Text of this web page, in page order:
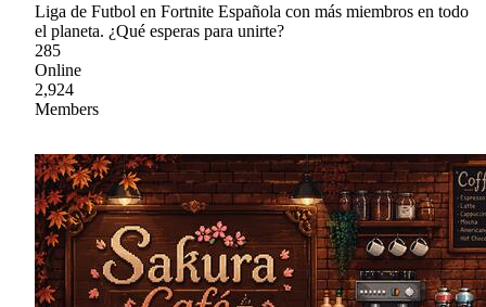
Liga de Futbol en Fortnite Española con más miembros en todo
el planeta. ¿Qué esperas para unirte?
285
Online
2,924
Members